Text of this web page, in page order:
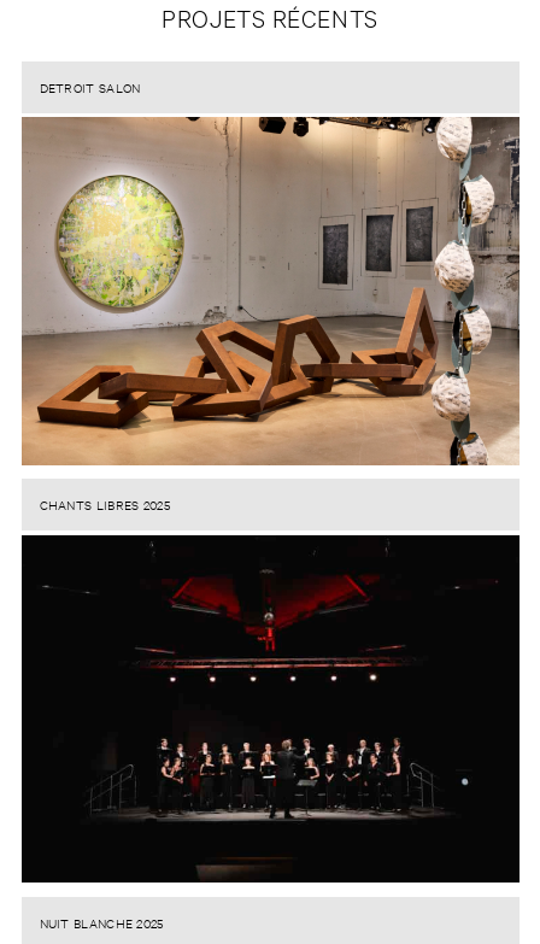
PROJETS RÉCENTS
DETROIT SALON
CHANTS LIBRES 2025
NUIT BLANCHE 2025